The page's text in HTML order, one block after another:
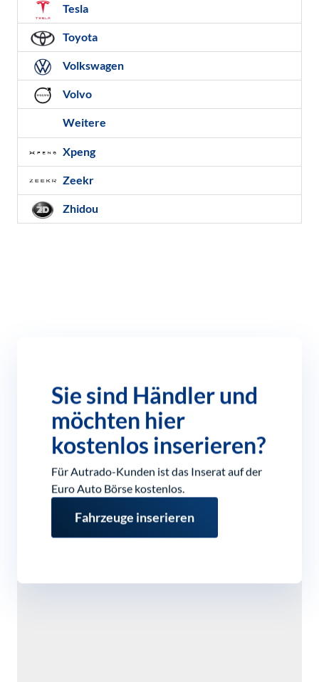
Tesla
Toyota
Volkswagen
Volvo
Weitere
Xpeng
Zeekr
Zhidou
Sie sind Händler und
möchten hier
kostenlos inserieren?
Für Autrado-Kunden ist das Inserat auf der
Euro Auto Börse kostenlos.
Fahrzeuge inserieren